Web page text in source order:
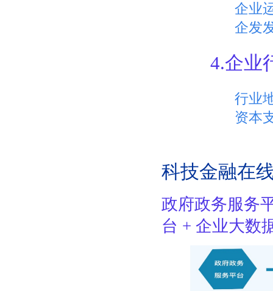
企业
企发
4.企业
行业
资本
科技金融在
政府政务服务
台 + 企业大数